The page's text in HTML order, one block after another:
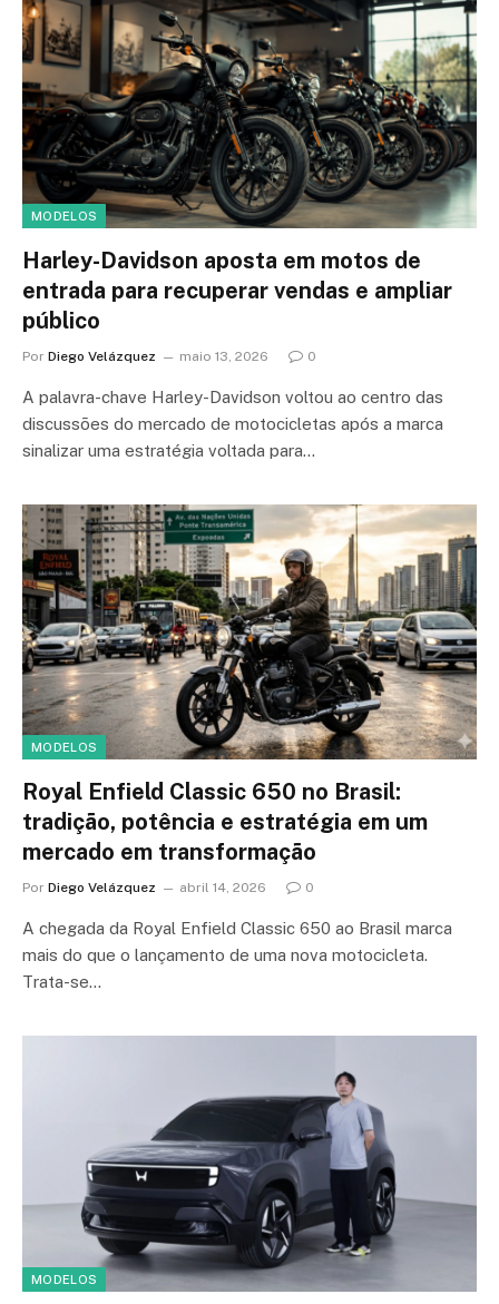
MODELOS
Harley-Davidson aposta em motos de
entrada para recuperar vendas e ampliar
público
Por Diego Velázquez maio 13, 2026 0
A palavra-chave Harley-Davidson voltou ao centro das
discussões do mercado de motocicletas após a marca
sinalizar uma estratégia voltada para…
MODELOS
Royal Enfield Classic 650 no Brasil:
tradição, potência e estratégia em um
mercado em transformação
Por Diego Velázquez abril 14, 2026 0
A chegada da Royal Enfield Classic 650 ao Brasil marca
mais do que o lançamento de uma nova motocicleta.
Trata-se…
MODELOS